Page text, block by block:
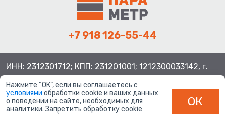
+7 918 126-55-44
ИНН: 2312301712; КПП: 231201001; 1212300033142, г.
Краснодар ул. Просторная, 21, индекс 350080
Нажмите “ОК”, если вы соглашаетесь с
условиями обработки cookie и ваших данных
о поведении на сайте, необходимых для
аналитики. Запретить обработку cookie
ОК